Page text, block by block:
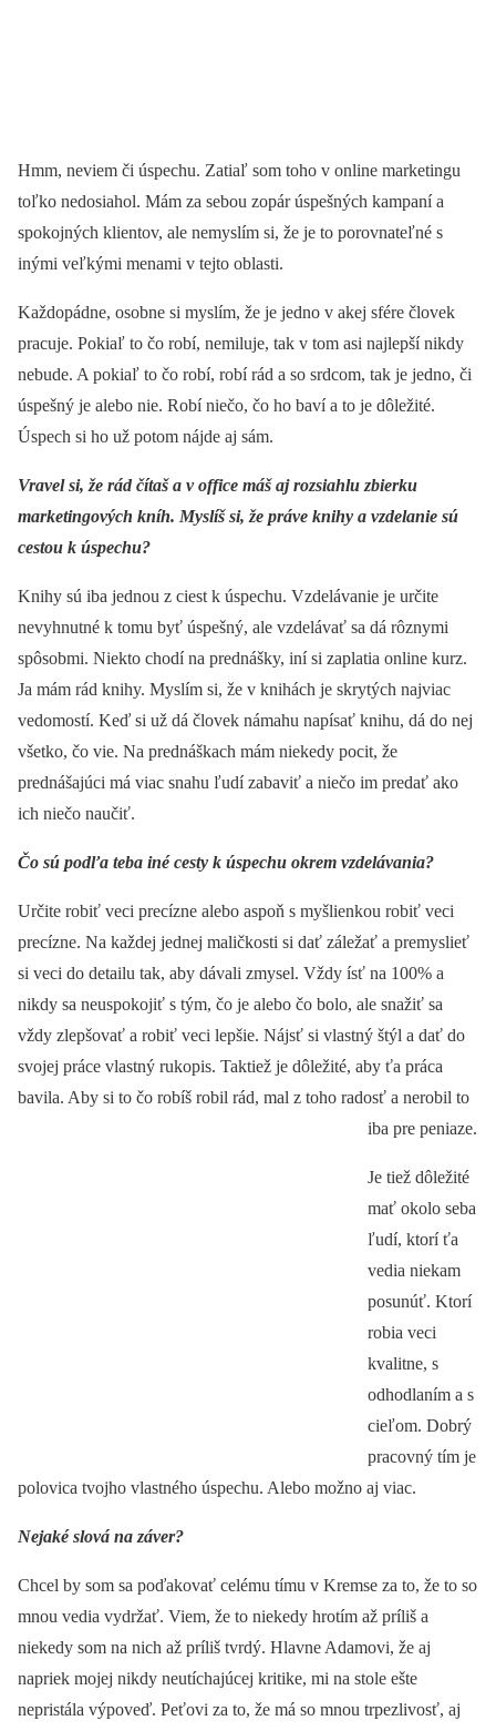
Hmm, neviem či úspechu. Zatiaľ som toho v online marketingu
toľko nedosiahol. Mám za sebou zopár úspešných kampaní a
spokojných klientov, ale nemyslím si, že je to porovnateľné s
inými veľkými menami v tejto oblasti.
Každopádne, osobne si myslím, že je jedno v akej sfére človek
pracuje. Pokiaľ to čo robí, nemiluje, tak v tom asi najlepší nikdy
nebude. A pokiaľ to čo robí, robí rád a so srdcom, tak je jedno, či
úspešný je alebo nie. Robí niečo, čo ho baví a to je dôležité.
Úspech si ho už potom nájde aj sám.
Vravel si, že rád čítaš a v office máš aj rozsiahlu zbierku
marketingových kníh. Myslíš si, že práve knihy a vzdelanie sú
cestou k úspechu?
Knihy sú iba jednou z ciest k úspechu. Vzdelávanie je určite
nevyhnutné k tomu byť úspešný, ale vzdelávať sa dá rôznymi
spôsobmi. Niekto chodí na prednášky, iní si zaplatia online kurz.
Ja mám rád knihy. Myslím si, že v knihách je skrytých najviac
vedomostí. Keď si už dá človek námahu napísať knihu, dá do nej
všetko, čo vie. Na prednáškach mám niekedy pocit, že
prednášajúci má viac snahu ľudí zabaviť a niečo im predať ako
ich niečo naučiť.
Čo sú podľa teba iné cesty k úspechu okrem vzdelávania?
Určite robiť veci precízne alebo aspoň s myšlienkou robiť veci
precízne. Na každej jednej maličkosti si dať záležať a premyslieť
si veci do detailu tak, aby dávali zmysel. Vždy ísť na 100% a
nikdy sa neuspokojiť s tým, čo je alebo čo bolo, ale snažiť sa
vždy zlepšovať a robiť veci lepšie. Nájsť si vlastný štýl a dať do
svojej práce vlastný rukopis. Taktiež je dôležité, aby ťa práca
bavila. Aby si to čo robíš robil rád, mal z toho radosť a nerobil to
iba pre peniaze.
Je tiež dôležité
mať okolo seba
ľudí, ktorí ťa
vedia niekam
posunúť. Ktorí
robia veci
kvalitne, s
odhodlaním a s
cieľom. Dobrý
pracovný tím je
polovica tvojho vlastného úspechu. Alebo možno aj viac.
Nejaké slová na záver?
Chcel by som sa poďakovať celému tímu v Kremse za to, že to so
mnou vedia vydržať. Viem, že to niekedy hrotím až príliš a
niekedy som na nich až príliš tvrdý. Hlavne Adamovi, že aj
napriek mojej nikdy neutíchajúcej kritike, mi na stole ešte
nepristála výpoveď. Peťovi za to, že má so mnou trpezlivosť, aj